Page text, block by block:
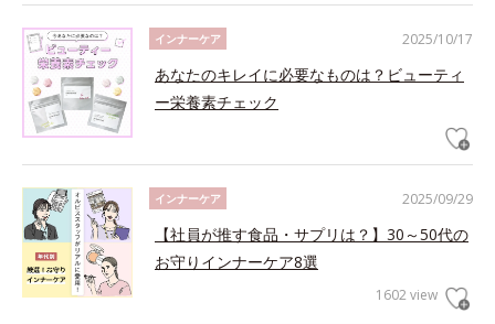
2025/10/17
インナーケア
あなたのキレイに必要なものは？ビューティ
ー栄養素チェック
2025/09/29
インナーケア
【社員が推す食品・サプリは？】30～50代の
お守りインナーケア8選
1602 view